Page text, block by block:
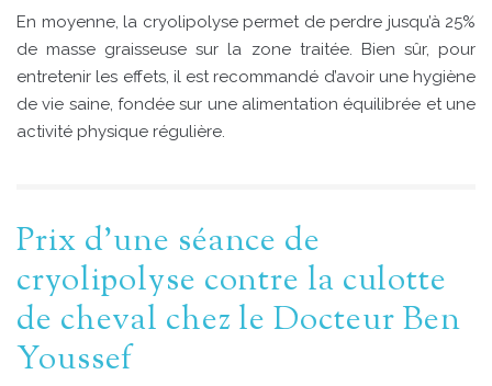
En moyenne, la cryolipolyse permet de perdre jusqu’à 25%
de masse graisseuse sur la zone traitée. Bien sûr, pour
entretenir les effets, il est recommandé d’avoir une hygiène
de vie saine, fondée sur une alimentation équilibrée et une
activité physique régulière.
Prix d’une séance de
cryolipolyse contre la culotte
de cheval chez le Docteur Ben
Youssef